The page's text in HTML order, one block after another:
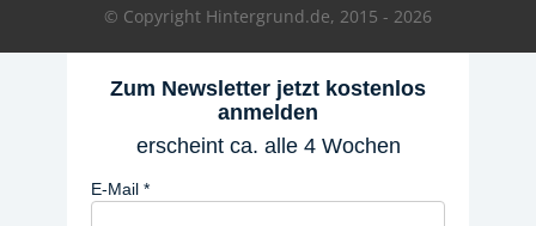
© Copyright Hintergrund.de, 2015 - 2026
Zum Newsletter jetzt kostenlos
anmelden
erscheint ca. alle 4 Wochen
E-Mail